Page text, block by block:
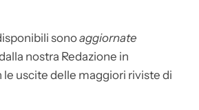
sonoaggiornate
nostra Redazione in
uscite delle maggiori riviste di